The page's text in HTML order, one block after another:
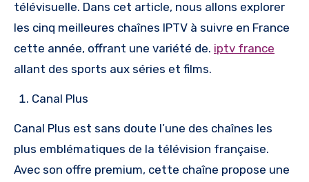
télévisuelle. Dans cet article, nous allons explorer
les cinq meilleures chaînes IPTV à suivre en France
cette année, offrant une variété de. iptv france
allant des sports aux séries et films.
Canal Plus
Canal Plus est sans doute l’une des chaînes les
plus emblématiques de la télévision française.
Avec son offre premium, cette chaîne propose une